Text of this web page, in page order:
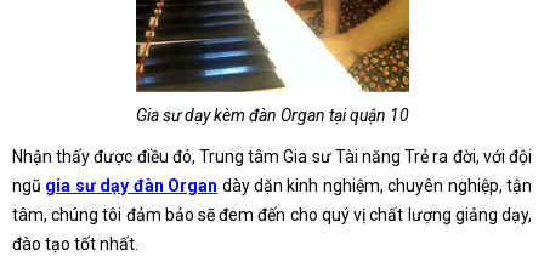
Gia sư dạy kèm đàn Organ tại quận 10
Nhận thấy được điều đó, Trung tâm Gia sư Tài năng Trẻ ra đời, với đội
ngũ gia sư dạy đàn Organ dày dặn kinh nghiệm, chuyên nghiệp, tận
tâm, chúng tôi đảm bảo sẽ đem đến cho quý vị chất lượng giảng dạy,
đào tạo tốt nhất.